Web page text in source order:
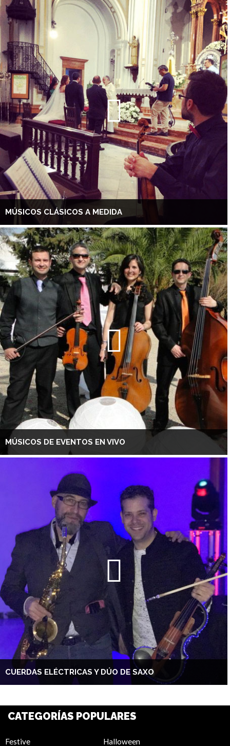
MÚSICOS CLÁSICOS A MEDIDA
MÚSICOS DE EVENTOS EN VIVO
CUERDAS ELÉCTRICAS Y DÚO DE SAXO
CATEGORÍAS POPULARES
Festive Halloween